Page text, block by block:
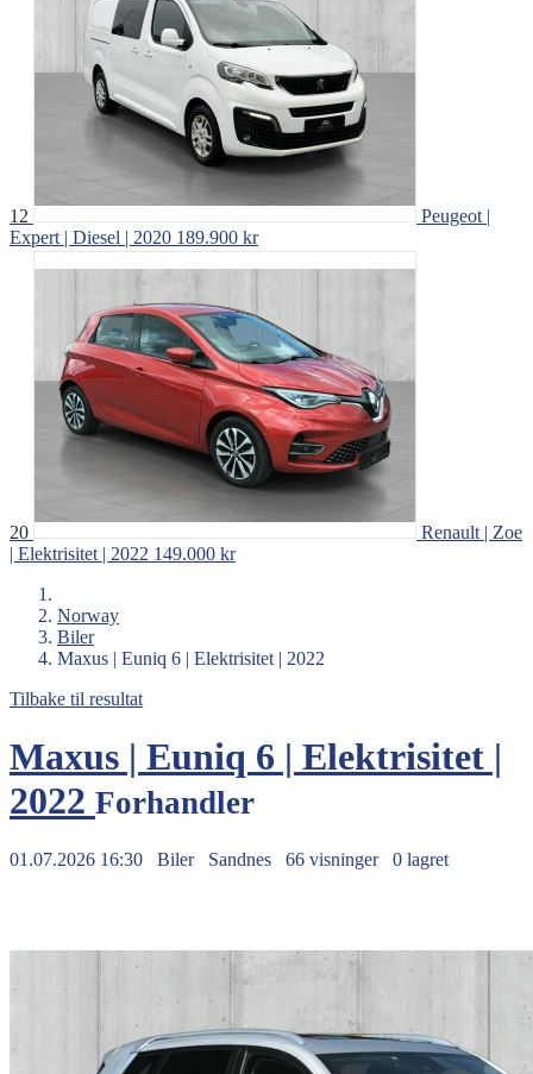
12
Peugeot |
Expert | Diesel | 2020 189.900 kr
20
Renault | Zoe
| Elektrisitet | 2022 149.000 kr
Norway
Biler
Maxus | Euniq 6 | Elektrisitet | 2022
Tilbake til resultat
Maxus | Euniq 6 | Elektrisitet |
2022 Forhandler
01.07.2026 16:30 Biler Sandnes 66 visninger 0 lagret